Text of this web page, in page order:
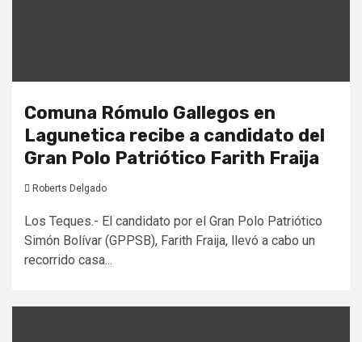
Comuna Rómulo Gallegos en
Lagunetica recibe a candidato del
Gran Polo Patriótico Farith Fraija
Roberts Delgado
Los Teques.- El candidato por el Gran Polo Patriótico
Simón Bolívar (GPPSB), Farith Fraija, llevó a cabo un
recorrido casa...